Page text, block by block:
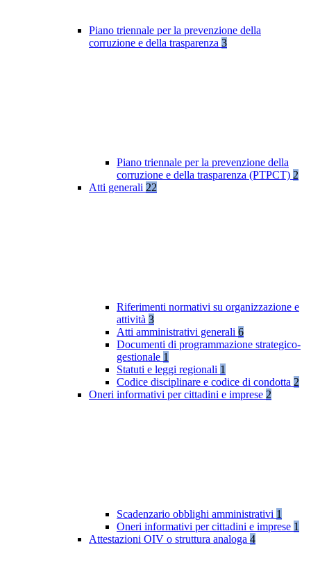
Piano triennale per la prevenzione della
corruzione e della trasparenza 3
Piano triennale per la prevenzione della
corruzione e della trasparenza (PTPCT) 2
Atti generali 22
Riferimenti normativi su organizzazione e
attività 3
Atti amministrativi generali 6
Documenti di programmazione strategico-
gestionale 1
Statuti e leggi regionali 1
Codice disciplinare e codice di condotta 2
Oneri informativi per cittadini e imprese 2
Scadenzario obblighi amministrativi 1
Oneri informativi per cittadini e imprese 1
Attestazioni OIV o struttura analoga 4